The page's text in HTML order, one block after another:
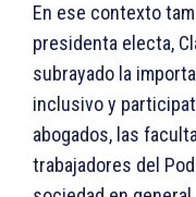
En ese contexto
presidenta electa,
subrayado la
inclusivo y
abogados, las
trabajadores del